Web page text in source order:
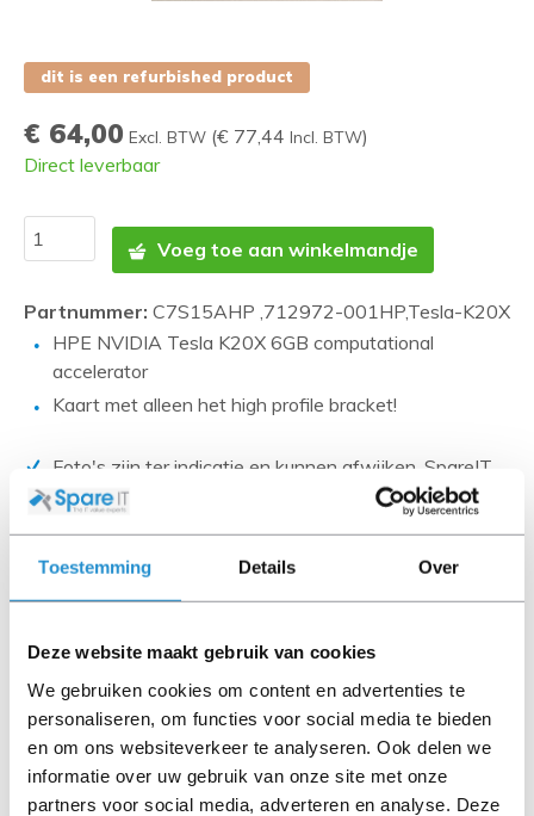
Toestemming Details Over
Deze website maakt gebruik van cookies
We gebruiken cookies om content en advertenties te
personaliseren, om functies voor social media te bieden
en om ons websiteverkeer te analyseren. Ook delen we
informatie over uw gebruik van onze site met onze
partners voor social media, adverteren en analyse. Deze
dit is een refurbished product
€ 64,00 Excl. BTW (€ 77,44 Incl. BTW)
Direct leverbaar
Voeg toe aan winkelmandje
Partnummer: C7S15AHP ,712972-001HP,Tesla-K20X
HPE NVIDIA Tesla K20X 6GB computational
accelerator
Kaart met alleen het high profile bracket!
Foto's zijn ter indicatie en kunnen afwijken. SpareIT
probeert dit zo correct mogelijk weer te geven.
Disclaimer:
Product foto’s en specificaties worden beschikbaar
gebaseerd op nieuwe producten.
Wanneer het artikel een 'Refurbished product' betreft is
deze door ons getest en heeft het een A-grade conditie
(tenzij anders aangegeven). Bij Refurbished artikelen zijn
kabels, software media en handleidingen niet inbegrepen
(tenzij anders aangegeven).